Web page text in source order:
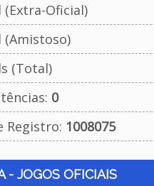
Oficial)
(Total)
0
Registro: 1008075
- JOGOS OFICIAIS